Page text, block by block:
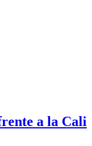
a la Cali